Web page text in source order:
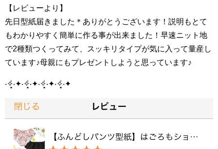
【レビューより】
先日型紙届きました＊ありがとうございます！説明もとて
もわかりやすく簡単に作る事が出来ました！早速ニット地
で2種類つくってみて、スッキリタイプが気に入って量産し
ています♪母親にもプレゼントしようと思っています♪
‧✧̣̥̇‧✦‧✧̣̥̇‧✦‧✧̣̥̇‧✦‧✧̣̥̇‧✦